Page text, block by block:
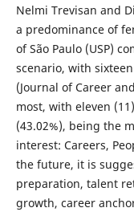
Nelmi Trevisan and
a predominance of
of São Paulo (USP)
scenario, with
(Journal of Career
most, with eleven
(43.02%), being the
interest: Careers,
the future, it is
preparation, talent
growth, career